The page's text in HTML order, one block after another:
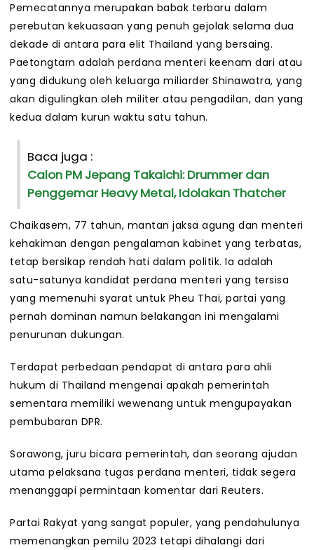
Pemecatannya merupakan babak terbaru dalam
perebutan kekuasaan yang penuh gejolak selama dua
dekade di antara para elit Thailand yang bersaing.
Paetongtarn adalah perdana menteri keenam dari atau
yang didukung oleh keluarga miliarder Shinawatra, yang
akan digulingkan oleh militer atau pengadilan, dan yang
kedua dalam kurun waktu satu tahun.
Baca juga :
Calon PM Jepang Takaichi: Drummer dan
Penggemar Heavy Metal, Idolakan Thatcher
Chaikasem, 77 tahun, mantan jaksa agung dan menteri
kehakiman dengan pengalaman kabinet yang terbatas,
tetap bersikap rendah hati dalam politik. Ia adalah
satu-satunya kandidat perdana menteri yang tersisa
yang memenuhi syarat untuk Pheu Thai, partai yang
pernah dominan namun belakangan ini mengalami
penurunan dukungan.
Terdapat perbedaan pendapat di antara para ahli
hukum di Thailand mengenai apakah pemerintah
sementara memiliki wewenang untuk mengupayakan
pembubaran DPR.
Sorawong, juru bicara pemerintah, dan seorang ajudan
utama pelaksana tugas perdana menteri, tidak segera
menanggapi permintaan komentar dari Reuters.
Partai Rakyat yang sangat populer, yang pendahulunya
memenangkan pemilu 2023 tetapi dihalangi dari